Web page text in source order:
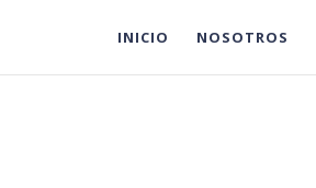
INICIO NOSOTROS